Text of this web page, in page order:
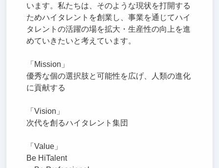
います。私たちは、そのような現状を打開する
ためハイタレントを創業し、事業を通じてハイ
タレントの活躍の場を拡大・生産性の向上を進
めていきたいと考えています。
「Mission」
優秀な個の選択肢と可能性を広げ、人類の進化
に貢献する
「Vision」
次代を創るハイタレント集団
「Value」
Be HiTalent